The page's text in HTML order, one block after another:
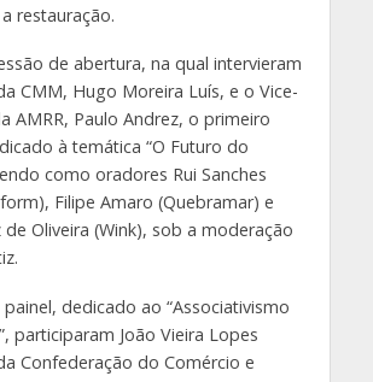
restauração.
de abertura, na qual intervieram
CMM, Hugo Moreira Luís, e o Vice-
AMRR, Paulo Andrez, o primeiro
à temática “O Futuro do
como oradores Rui Sanches
Filipe Amaro (Quebramar) e
de Oliveira (Wink), sob a moderação
dedicado ao “Associativismo
participaram João Vieira Lopes
Confederação do Comércio e